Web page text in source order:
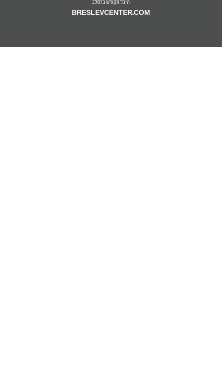
היכל הקודש ברסלב
BRESLEVCENTER.COM